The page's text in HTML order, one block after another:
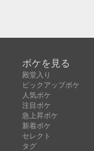
ボケを見る
殿堂入り
ピックアップボケ
人気ボケ
注目ボケ
急上昇ボケ
新着ボケ
セレクト
タグ